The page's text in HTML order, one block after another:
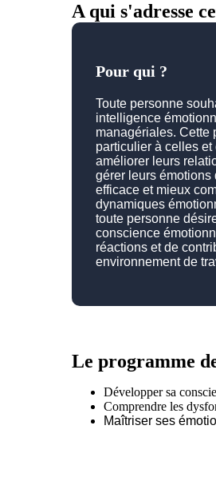
A qui s'adresse
Pour qui ?
Toute personne
intelligence
managériales. Cette
particulier à celles
améliorer leurs
gérer leurs émotions
efficace et mieux
dynamiques
toute personne
conscience
réactions et de
environnement de
Le programme
Développer sa
Comprendre les
Maîtriser ses